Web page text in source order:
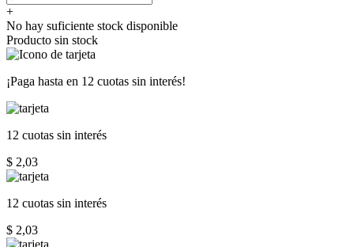
+
No hay suficiente stock disponible
Producto sin stock
¡Paga hasta en 12 cuotas sin interés!
12 cuotas sin interés
$ 2,03
12 cuotas sin interés
$ 2,03